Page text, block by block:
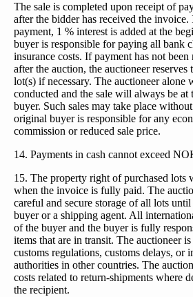
The sale is completed upon receipt of
after the bidder has received the invoice.
payment, 1 % interest is added at the
buyer is responsible for paying all bank
insurance costs. If payment has not
after the auction, the auctioneer
lot(s) if necessary. The auctioneer alone
conducted and the sale will always be
buyer. Such sales may take place
original buyer is responsible for any
commission or reduced sale price.
14. Payments in cash cannot exceed
15. The property right of purchased lots
when the invoice is fully paid. The
careful and secure storage of all lots
buyer or a shipping agent. All
of the buyer and the buyer is fully
items that are in transit. The auctioneer
customs regulations, customs delays, or
authorities in other countries. The
costs related to return-shipments where
the recipient.